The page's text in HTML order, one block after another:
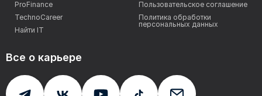
Все о карьере
ProFinance
TechnoCareer
Найти IT
Пользовательское соглашение
Политика обработки
персональных данных